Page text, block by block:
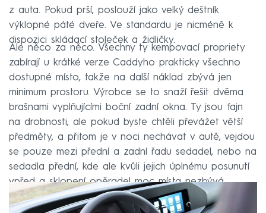
z auta. Pokud prší, poslouží jako velký deštník
výklopné páté dveře. Ve standardu je nicméně k
dispozici skládací stoleček a židličky.
Ale něco za něco. Všechny ty kempovací propriety
zabírají u krátké verze Caddyho prakticky všechno
dostupné místo, takže na další náklad zbývá jen
minimum prostoru. Výrobce se to snaží řešit dvěma
brašnami vyplňujícími boční zadní okna. Ty jsou fajn
na drobnosti, ale pokud byste chtěli převážet větší
předměty, a přitom je v noci nechávat v autě, vejdou
se pouze mezi přední a zadní řadu sedadel, nebo na
sedadla přední, kde ale kvůli jejich úplnému posunutí
vpřed a sklopení opěradel moc místa nezbývá.